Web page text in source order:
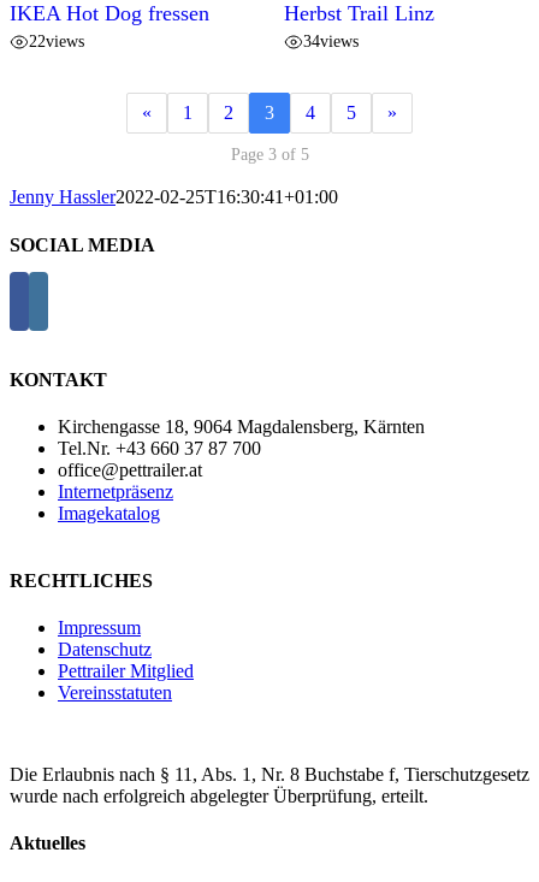
IKEA Hot Dog fressen
22views
Herbst Trail Linz
34views
« 1 2 3 4 5 »
Page 3 of 5
Jenny Hassler2022-02-25T16:30:41+01:00
SOCIAL MEDIA
KONTAKT
Kirchengasse 18, 9064 Magdalensberg, Kärnten
Tel.Nr. +43 660 37 87 700
office@pettrailer.at
Internetpräsenz
Imagekatalog
RECHTLICHES
Impressum
Datenschutz
Pettrailer Mitglied
Vereinsstatuten
Die Erlaubnis nach § 11, Abs. 1, Nr. 8 Buchstabe f, Tierschutzgesetz
wurde nach erfolgreich abgelegter Überprüfung, erteilt.
Aktuelles